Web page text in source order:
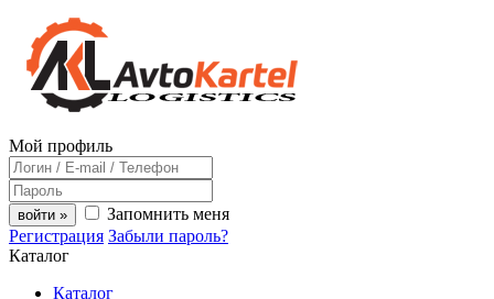
Мой профиль
войти »
Запомнить меня
Регистрация Забыли пароль?
Каталог
Каталог